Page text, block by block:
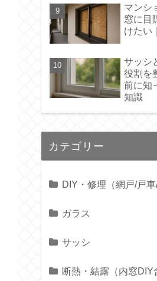
マンシ
窓に目
けたい
サッシ
役割を
前に知
知識
カテゴリー
DIY・修理（網戸/戸車
ガラス
サッシ
断熱・結露（内窓DIY